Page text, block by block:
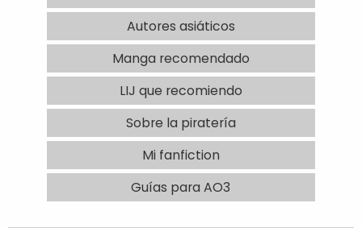
Autores asiáticos
Manga recomendado
LIJ que recomiendo
Sobre la piratería
Mi fanfiction
Guías para AO3